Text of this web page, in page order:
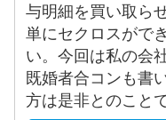
与明細を買い取ら
単にセクロスがで
い。今回は私の会
既婚者合コンも書
方は是非とのこと